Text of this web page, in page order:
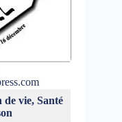
de vie, Santé